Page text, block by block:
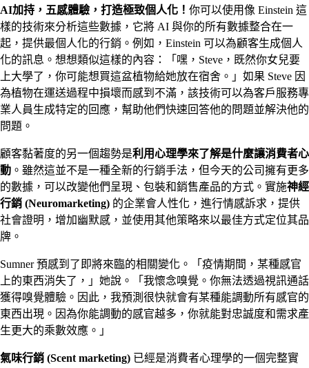
AI加持，五感體驗，打造極致個人化！ 你可以使用像 Einstein 這
樣的技術來分析這些數據，它將 AI 與你的所有數據整合在一
起，提供最個人化的行銷。例如，Einstein 可以為顧客生成個人
化的訊息。想想類似這樣的內容：「嘿，Steve，既然你女兒要
上大學了，你可能想買這盆植物給她放在宿舍。」如果 Steve 因
為植物在運送過程中損壞而感到不滿，該技術可以為客戶服務專
業人員生成特定的回應，幫助他們快速回答他的問題並解決他的
問題。
顧客黏著度的另一個趨勢是利用心理學來了解是什麼讓消費者心
動 。雖然這並不是一種全新的行銷手法，但今天的公司擁有更多
的數據，可以改變他們呈現、包裝和銷售產品的方式。實施神經
行銷 (Neuromarketing) 的企業會人性化，進行情感訴求，提供
社會證明，增加幽默感，並使用其他策略來以最佳方式定位其品
牌。
Sumner 預感到了即將來臨的相關變化。「疫情期間，某種感官
上的東西消失了，」她說。「我懷念嗅覺。你無法透過視訊通話
獲得嗅覺體驗。因此，我預測很快就會有某種能調動所有感官的
東西出現。因為你能調動的感官越多，你就能對忠誠度和需求產
生更大的乘數效應。」
氣味行銷 (Scent marketing) 已經是消費者心理學的一個完整實